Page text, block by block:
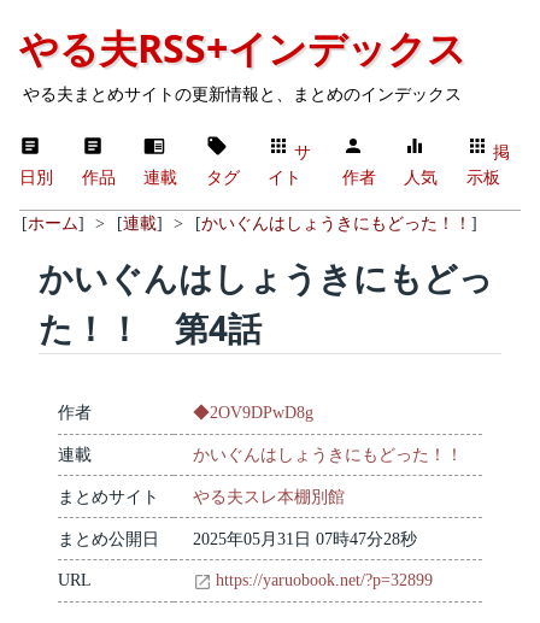
やる夫RSS+インデックス
やる夫まとめサイトの更新情報と、まとめのインデックス
日別 作品 連載 タグ
サ
イト
作者 人気
掲
示板
[ホーム] > [連載] > [かいぐんはしょうきにもどった！！ ]
かいぐんはしょうきにもどっ
た！！ 第4話
作者 ◆2OV9DPwD8g
連載 かいぐんはしょうきにもどった！！
まとめサイト やる夫スレ本棚別館
まとめ公開日 2025年05月31日 07時47分28秒
URL https://yaruobook.net/?p=32899